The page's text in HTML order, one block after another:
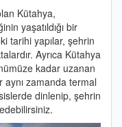
Kütahya,
yaşatıldığı bir
tarihi yapılar, şehrin
Ayrıca Kütahya
kadar uzanan
aynı zamanda termal
dinlenip, şehrin